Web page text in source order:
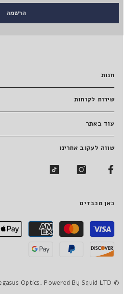
הרשמה
חנות
שירות לקוחות
עוד באתר
שווה לעקוב אחרינו
כאן מכבדים
שיטות
תשלום
© Pegasus Optics. Powered By Squid LTD